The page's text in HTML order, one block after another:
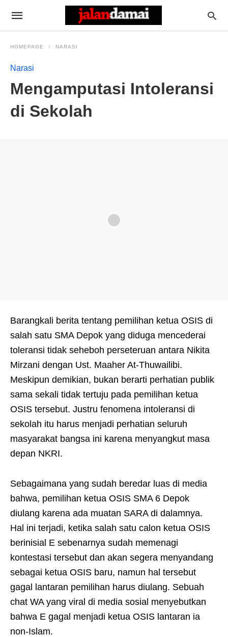
HOMEPAGE NARASI
Narasi
Mengamputasi Intoleransi
di Sekolah
Barangkali berita tentang pemilihan ketua OSIS di
salah satu SMA Depok yang diduga mencederai
toleransi tidak seheboh perseteruan antara Nikita
Mirzani dengan Ust. Maaher At-Thuwailibi.
Meskipun demikian, bukan berarti perhatian publik
sama sekali tidak tertuju pada pemilihan ketua
OSIS tersebut. Justru fenomena intoleransi di
sekolah itu harus menjadi perhatian seluruh
masyarakat bangsa ini karena menyangkut masa
depan NKRI.
Sebagaimana yang sudah beredar luas di media
bahwa, pemilihan ketua OSIS SMA 6 Depok
diulang karena ada muatan SARA di dalamnya.
Hal ini terjadi, ketika salah satu calon ketua OSIS
berinisial E sebenarnya sudah memenagi
kontestasi tersebut dan akan segera menyandang
sebagai ketua OSIS baru, namun hal tersebut
gagal lantaran pemilihan harus diulang. Sebuah
chat WA yang viral di media sosial menyebutkan
bahwa E gagal menjadi ketua OSIS lantaran ia
non-Islam.